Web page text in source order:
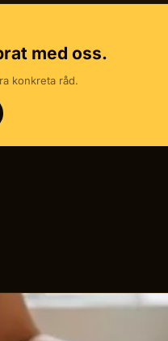
med oss.
konkreta råd.